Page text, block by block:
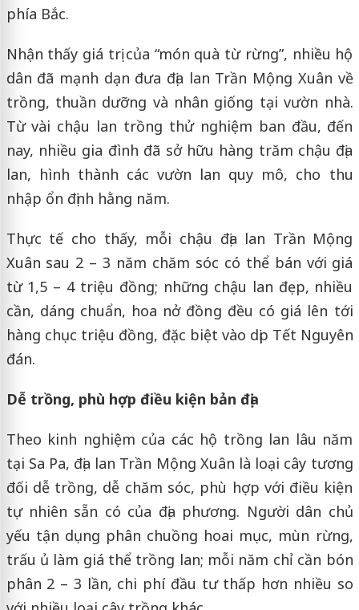
phía Bắc.
Nhận thấy giá trị của “món quà từ rừng”, nhiều hộ
dân đã mạnh dạn đưa địa lan Trần Mộng Xuân về
trồng, thuần dưỡng và nhân giống tại vườn nhà.
Từ vài chậu lan trồng thử nghiệm ban đầu, đến
nay, nhiều gia đình đã sở hữu hàng trăm chậu địa
lan, hình thành các vườn lan quy mô, cho thu
nhập ổn định hằng năm.
Thực tế cho thấy, mỗi chậu địa lan Trần Mộng
Xuân sau 2 – 3 năm chăm sóc có thể bán với giá
từ 1,5 – 4 triệu đồng; những chậu lan đẹp, nhiều
cần, dáng chuẩn, hoa nở đồng đều có giá lên tới
hàng chục triệu đồng, đặc biệt vào dịp Tết Nguyên
đán.
Dễ trồng, phù hợp điều kiện bản địa
Theo kinh nghiệm của các hộ trồng lan lâu năm
tại Sa Pa, địa lan Trần Mộng Xuân là loại cây tương
đối dễ trồng, dễ chăm sóc, phù hợp với điều kiện
tự nhiên sẵn có của địa phương. Người dân chủ
yếu tận dụng phân chuồng hoai mục, mùn rừng,
trấu ủ làm giá thể trồng lan; mỗi năm chỉ cần bón
phân 2 – 3 lần, chi phí đầu tư thấp hơn nhiều so